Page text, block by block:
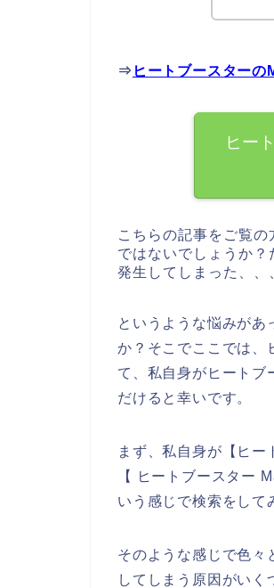
⇒ ヒートブースター
ヒー
こちらの記事をご覧
ではないでしょうか
発生してしまった、、
というような悩みがあ
か？そこでここでは、
て、私自身がヒートブ
だけると幸いです。
まず、私自身が【ヒ
【 ヒートブースター
いう感じで検索をして
そのような感じで色々
してしまう原因がい